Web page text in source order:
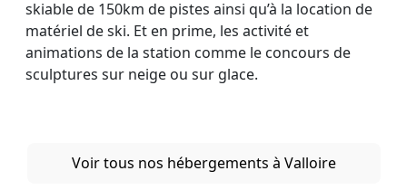
skiable de 150km de pistes ainsi qu’à la location de
matériel de ski. Et en prime, les activité et
animations de la station comme le concours de
sculptures sur neige ou sur glace.
Voir tous nos hébergements à Valloire